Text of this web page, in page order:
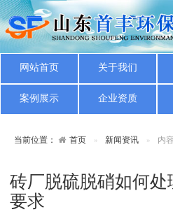
网站首页 关于我们
案例展示 企业资质
当前位置： 首页 新闻资讯 内容
砖厂脱硫脱硝如何处
要求